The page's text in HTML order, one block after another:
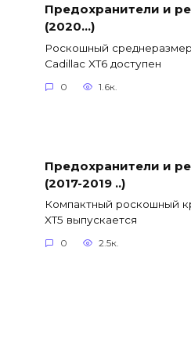
Предохранители и
(2020…)
Роскошный
Cadillac XT6 доступен
0 1.6к.
Предохранители и
(2017-2019 ..)
Компактный роскошный
XT5 выпускается
0 2.5к.